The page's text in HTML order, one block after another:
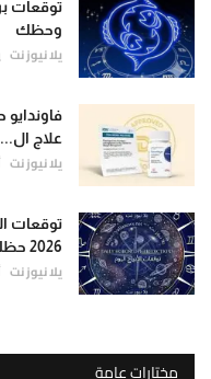
وحظك
يلا نيوز نت
علاج ال...
يلا نيوز نت
2026 حظك الي...
يلا نيوز نت
مختارات عامة